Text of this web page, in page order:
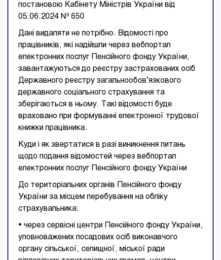
постановою Кабінету Міністрів України від
05.06.2024 № 650
Дані видаляти не потрібно. Відомості про
працівників, які надійшли через вебпортал
електронних послуг Пенсійного фонду України,
завантажуються до реєстру застрахованих осіб
Державного реєстру загальнообов’язкового
державного соціального страхування та
зберігаються в ньому. Такі відомості буде
враховано при формуванні електронної трудової
книжки працівника.
Куди і як звертатися в разі виникнення питань
щодо подання відомостей через вебпортал
електронних послуг Пенсійного фонду України
До територіальних органів Пенсійного фонду
України за місцем перебування на обліку
страхувальника:
• через сервісні центри Пенсійного фонду України,
уповноважених посадових осіб виконавчого
органу сільської, селищної, міської ради